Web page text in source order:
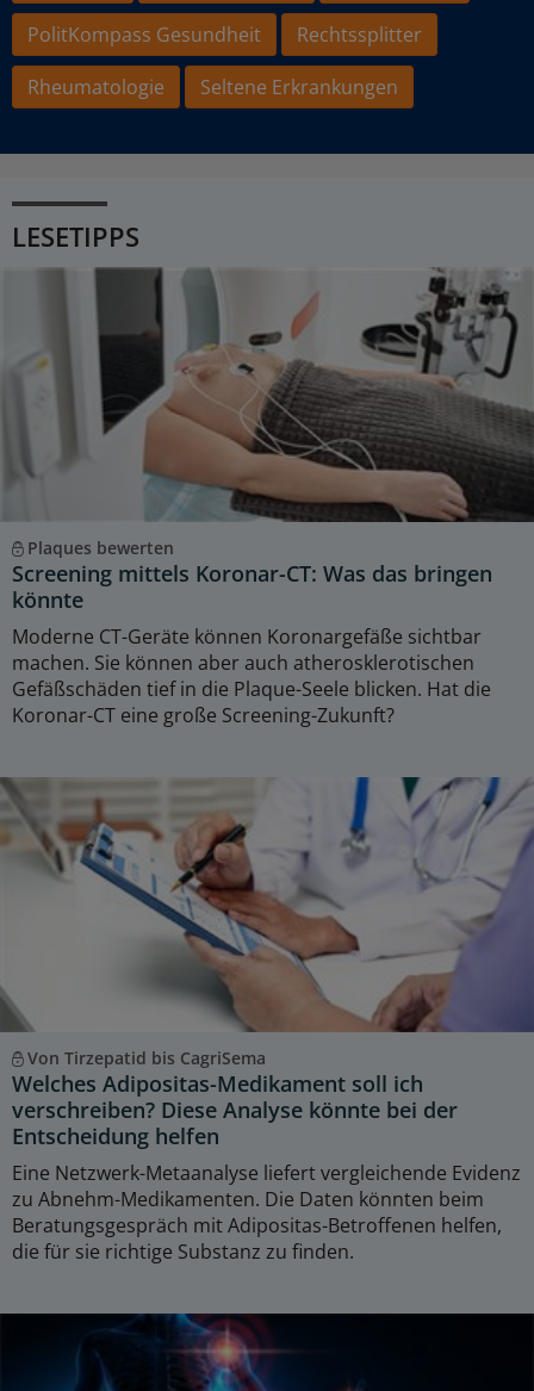
PolitKompass Gesundheit
Rechtssplitter
Rheumatologie
Seltene Erkrankungen
LESETIPPS
Plaques bewerten
Screening mittels Koronar-CT: Was das bringen
könnte
Moderne CT-Geräte können Koronargefäße sichtbar
machen. Sie können aber auch atherosklerotischen
Gefäßschäden tief in die Plaque-Seele blicken. Hat die
Koronar-CT eine große Screening-Zukunft?
Von Tirzepatid bis CagriSema
Welches Adipositas-Medikament soll ich
verschreiben? Diese Analyse könnte bei der
Entscheidung helfen
Eine Netzwerk-Metaanalyse liefert vergleichende Evidenz
zu Abnehm-Medikamenten. Die Daten könnten beim
Beratungsgespräch mit Adipositas-Betroffenen helfen,
die für sie richtige Substanz zu finden.